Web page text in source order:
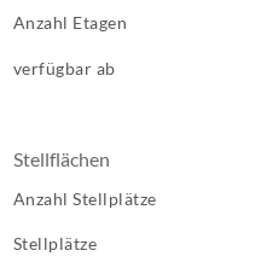
Anzahl Etagen
verfügbar ab
Stellflächen
Anzahl Stellplätze
Stellplätze